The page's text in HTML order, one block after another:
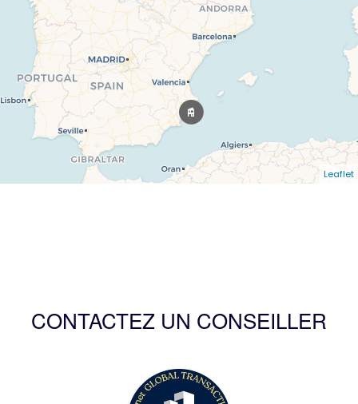
Leaflet
CONTACTEZ UN CONSEILLER